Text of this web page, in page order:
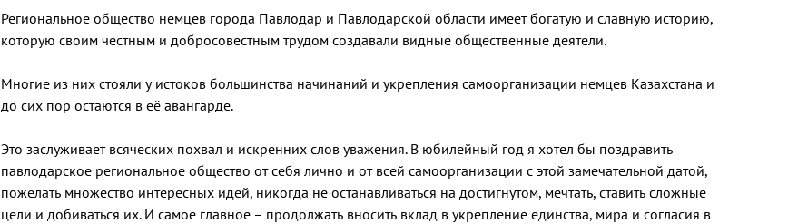
Региональное общество немцев города Павлодар и Павлодарской области имеет богатую и славную историю,
которую своим честным и добросовестным трудом создавали видные общественные деятели.
Многие из них стояли у истоков большинства начинаний и укрепления самоорганизации немцев Казахстана и
до сих пор остаются в её авангарде.
Это заслуживает всяческих похвал и искренних слов уважения. В юбилейный год я хотел бы поздравить
павлодарское региональное общество от себя лично и от всей самоорганизации с этой замечательной датой,
пожелать множество интересных идей, никогда не останавливаться на достигнутом, мечтать, ставить сложные
цели и добиваться их. И самое главное – продолжать вносить вклад в укрепление единства, мира и согласия в